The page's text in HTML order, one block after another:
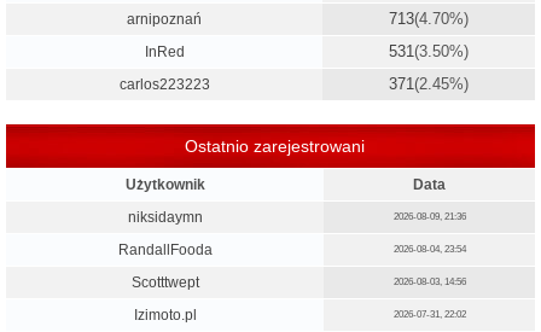
arnipoznań 713(4.70%)
InRed 531 (3.50%)
carlos223223 371 (2.45%)
Ostatnio zarejestrowani
Użytkownik
Data
niksidaymn
2026-08-09, 21:36
RandallFooda 2026-08-04, 23:54
Scotttwept 2026-08-03, 14:56
Izimoto.pl 2026-07-31, 22:02